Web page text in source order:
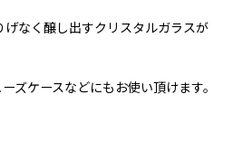
なく醸し出すクリスタルガラスが
ズケースなどにもお使い頂けます。